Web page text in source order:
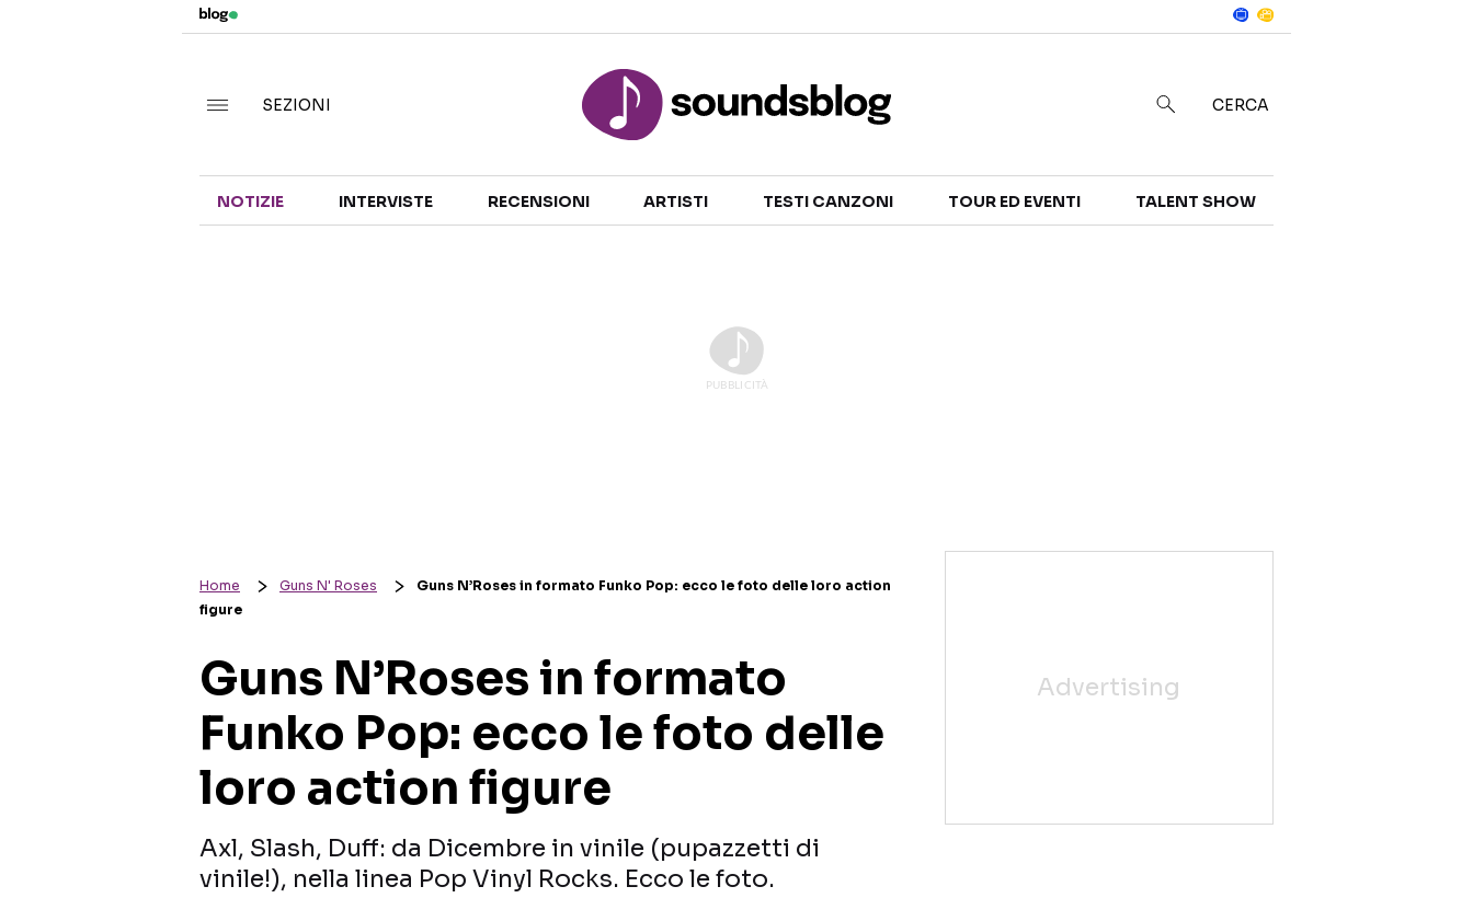
TALENT SHOW
SEZIONI CERCA
NOTIZIE INTERVISTE RECENSIONI ARTISTI TESTI CANZONI TOUR ED EVENTI TALENT SHOW
Home Guns N' Roses
Guns N’Roses in formato Funko Pop: ecco le foto delle loro action
figure
Guns N’Roses in formato
Funko Pop: ecco le foto delle
loro action figure
Axl, Slash, Duff: da Dicembre in vinile (pupazzetti di
vinile!), nella linea Pop Vinyl Rocks. Ecco le foto.